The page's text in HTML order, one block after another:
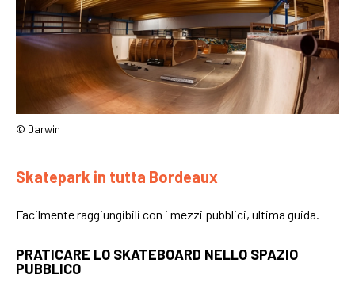
© Darwin
Skatepark in tutta Bordeaux
Facilmente raggiungibili con i mezzi pubblici, ultima guida.
PRATICARE LO SKATEBOARD NELLO SPAZIO
PUBBLICO